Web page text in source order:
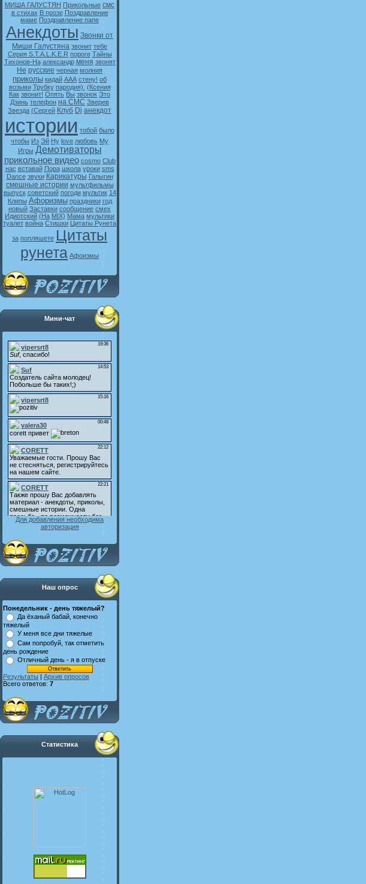
МИША ГАЛУСТЯН Прикольные смс
в стихах В прозе Поздравление
маме Поздравление папе
Анекдоты Звонки от
Миши Галустяна звонит тебе
Серия S.T.A.L.K.E.R пороге Тайны
Тихонов-На александр меня звонят
Не русские черная молния
приколы кидай ААА стену! об
возьми Трубку пародия). (Ксения
Как звонит! Опять Вы звонок Это
Дзинь телефон на СМС Зверев
Звезда (Сергей Клуб Dj анекдот
истории тобой было
чтобы Из Эй Ну love любовь My
Игры Демотиваторы
прикольное видео cosmo Club
нас вставай Пора школа уроки sms
Dance звуки Карикатуры Галыгин
смешные истории мультфильмы
выпуск советский погоди мультик 14
Клипы Афоризмы праздники год
новый Заставки сообщение смех
Идиотский (На MIX) Мама мультики
туалет война Стишки Цитаты Рунета
за попляшете Цитаты
рунета Афоизмы
Мини-чат
Для добавления необходима
авторизация
Наш опрос
Понедельник - день тяжелый?
Да ёханый бабай, конечно
тяжелый
У меня все дни тяжелые
Сам попробуй, так отметить
день рождение
Отличный день - я в отпуске
Результаты | Архив опросов
Всего ответов: 7
Статистика